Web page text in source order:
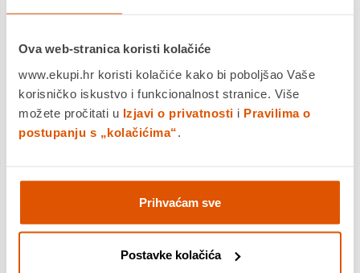
Ova web-stranica koristi kolačiće
www.ekupi.hr koristi kolačiće kako bi poboljšao Vaše
korisničko iskustvo i funkcionalnost stranice. Više
možete pročitati u Izjavi o privatnosti i Pravilima o
postupanju s „kolačićima“
Prihvaćam sve
Postavke kolačića